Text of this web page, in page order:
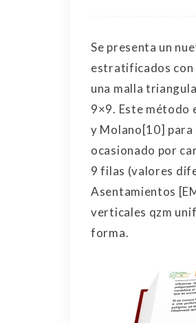
Se presenta un
estratificados con
una malla
9×9. Este método
y Molano[10] para
ocasionado por
9 filas (valores
Asentamientos
verticales qzm
forma.